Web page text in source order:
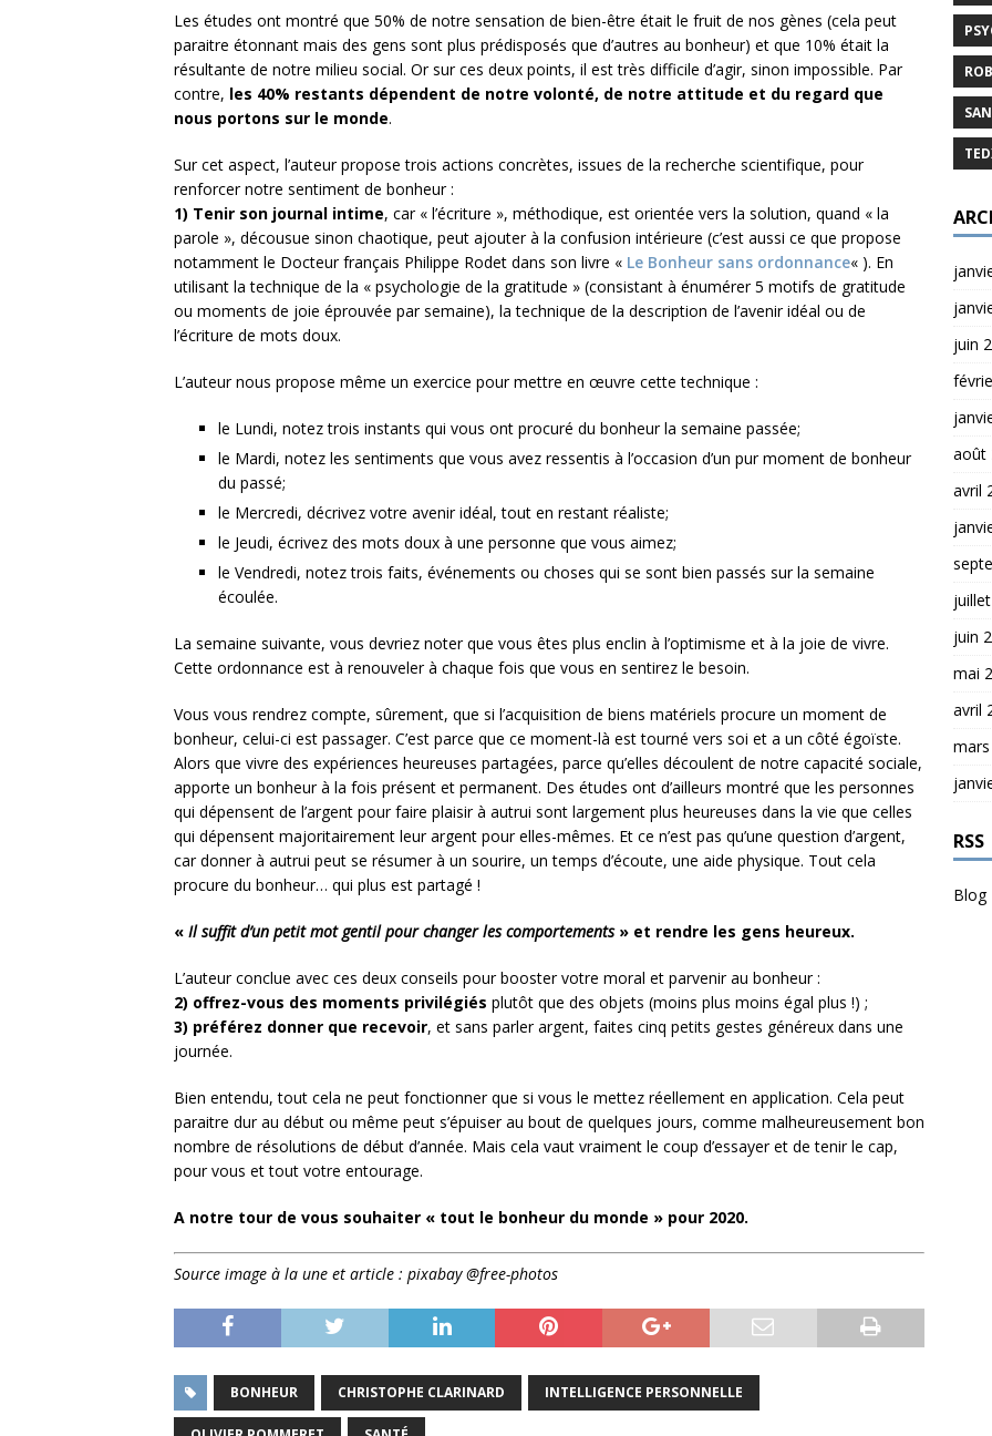
Les études ont montré que 50% de notre sensation de bien-être était le fruit de nos gènes (cela peut
paraitre étonnant mais des gens sont plus prédisposés que d’autres au bonheur) et que 10% était la
résultante de notre milieu social. Or sur ces deux points, il est très difficile d’agir, sinon impossible. Par
contre, les 40% restants dépendent de notre volonté, de notre attitude et du regard que
nous portons sur le monde.
Sur cet aspect, l’auteur propose trois actions concrètes, issues de la recherche scientifique, pour
renforcer notre sentiment de bonheur :
1) Tenir son journal intime, car « l’écriture », méthodique, est orientée vers la solution, quand « la
parole », décousue sinon chaotique, peut ajouter à la confusion intérieure (c’est aussi ce que propose
notamment le Docteur français Philippe Rodet dans son livre « Le Bonheur sans ordonnance« ). En
utilisant la technique de la « psychologie de la gratitude » (consistant à énumérer 5 motifs de gratitude
ou moments de joie éprouvée par semaine), la technique de la description de l’avenir idéal ou de
l’écriture de mots doux.
L’auteur nous propose même un exercice pour mettre en œuvre cette technique :
le Lundi, notez trois instants qui vous ont procuré du bonheur la semaine passée;
le Mardi, notez les sentiments que vous avez ressentis à l’occasion d’un pur moment de bonheur
du passé;
le Mercredi, décrivez votre avenir idéal, tout en restant réaliste;
le Jeudi, écrivez des mots doux à une personne que vous aimez;
le Vendredi, notez trois faits, événements ou choses qui se sont bien passés sur la semaine
écoulée.
La semaine suivante, vous devriez noter que vous êtes plus enclin à l’optimisme et à la joie de vivre.
Cette ordonnance est à renouveler à chaque fois que vous en sentirez le besoin.
Vous vous rendrez compte, sûrement, que si l’acquisition de biens matériels procure un moment de
bonheur, celui-ci est passager. C’est parce que ce moment-là est tourné vers soi et a un côté égoïste.
Alors que vivre des expériences heureuses partagées, parce qu’elles découlent de notre capacité sociale,
apporte un bonheur à la fois présent et permanent. Des études ont d’ailleurs montré que les personnes
qui dépensent de l’argent pour faire plaisir à autrui sont largement plus heureuses dans la vie que celles
qui dépensent majoritairement leur argent pour elles-mêmes. Et ce n’est pas qu’une question d’argent,
car donner à autrui peut se résumer à un sourire, un temps d’écoute, une aide physique. Tout cela
procure du bonheur… qui plus est partagé !
« Il suffit d’un petit mot gentil pour changer les comportements» et rendre les gens heureux.
L’auteur conclue avec ces deux conseils pour booster votre moral et parvenir au bonheur :
2) offrez-vous des moments privilégiés plutôt que des objets (moins plus moins égal plus !) ;
3) préférez donner que recevoir, et sans parler argent, faites cinq petits gestes généreux dans une
journée.
Bien entendu, tout cela ne peut fonctionner que si vous le mettez réellement en application. Cela peut
paraitre dur au début ou même peut s’épuiser au bout de quelques jours, comme malheureusement bon
nombre de résolutions de début d’année. Mais cela vaut vraiment le coup d’essayer et de tenir le cap,
pour vous et tout votre entourage.
A notre tour de vous souhaiter « tout le bonheur du monde » pour 2020.
Source image à la une et article : pixabay @free-photos
BONHEUR CHRISTOPHE CLARINARD INTELLIGENCE PERSONNELLE
juin
août
avril
juin
mai
avril
RSS
Blog